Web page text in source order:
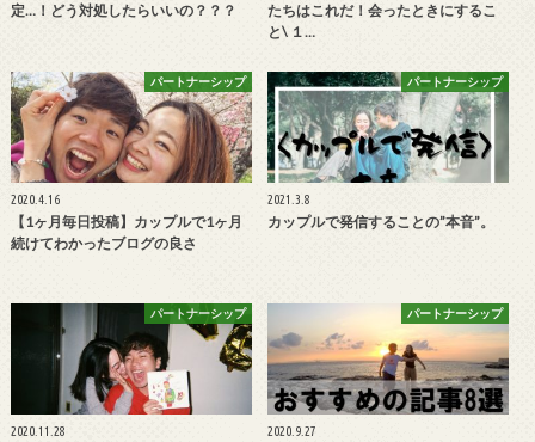
定…！どう対処したらいいの？？？
たちはこれだ！会ったときにするこ
と\ １…
パートナーシップ
2020.4.16
【1ヶ月毎日投稿】カップルで1ヶ月
続けてわかったブログの良さ
パートナーシップ
2021.3.8
カップルで発信することの”本音”。
パートナーシップ
2020.11.28
パートナーシップ
2020.9.27